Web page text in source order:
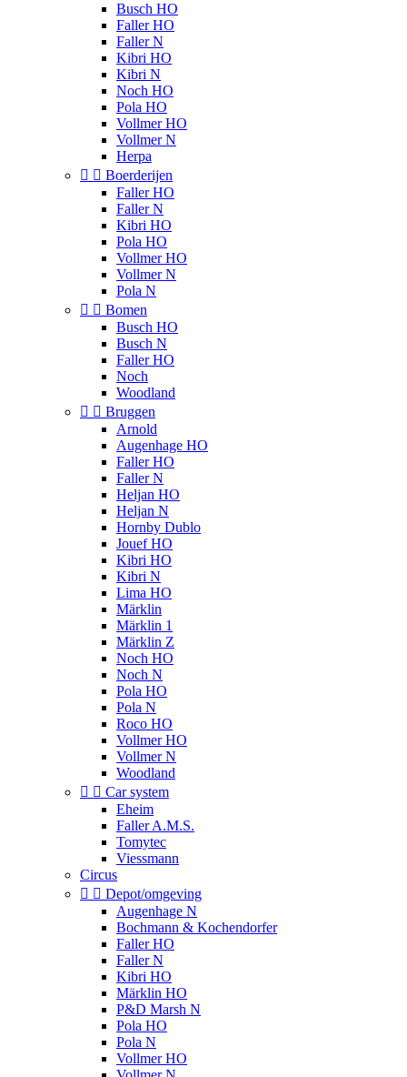
Busch HO
Faller HO
Faller N
Kibri HO
Kibri N
Noch HO
Pola HO
Vollmer HO
Vollmer N
Herpa
  Boerderijen
Faller HO
Faller N
Kibri HO
Pola HO
Vollmer HO
Vollmer N
Pola N
  Bomen
Busch HO
Busch N
Faller HO
Noch
Woodland
  Bruggen
Arnold
Augenhage HO
Faller HO
Faller N
Heljan HO
Heljan N
Hornby Dublo
Jouef HO
Kibri HO
Kibri N
Lima HO
Märklin
Märklin 1
Märklin Z
Noch HO
Noch N
Pola HO
Pola N
Roco HO
Vollmer HO
Vollmer N
Woodland
  Car system
Eheim
Faller A.M.S.
Tomytec
Viessmann
Circus
  Depot/omgeving
Augenhage N
Bochmann & Kochendorfer
Faller HO
Faller N
Kibri HO
Märklin HO
P&D Marsh N
Pola HO
Pola N
Vollmer HO